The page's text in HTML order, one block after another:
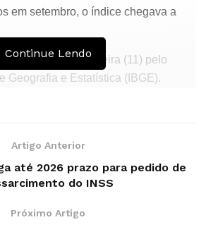
em setembro, o índice chegava a
nesta terça-feira (11) pelo
Geografia e Estatística (IBGE).
Continue Lendo
Artigo Anterior
até 2026 prazo para pedido de
do INSS
Próximo Artigo